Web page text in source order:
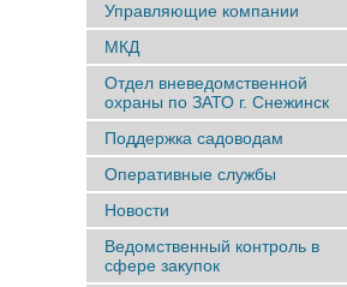
Управляющие компании
МКД
Отдел вневедомственной
охраны по ЗАТО г. Снежинск
Поддержка садоводам
Оперативные службы
Новости
Ведомственный контроль в
сфере закупок